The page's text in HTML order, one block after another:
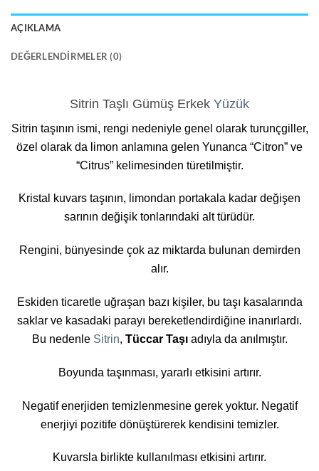
AÇIKLAMA
DEĞERLENDIRMELER (0)
Sitrin Taşlı Gümüş Erkek Yüzük
Sitrin taşının ismi, rengi nedeniyle genel olarak turunçgiller,
özel olarak da limon anlamına gelen Yunanca “Citron” ve
“Citrus” kelimesinden türetilmiştir.
Kristal kuvars taşının, limondan portakala kadar değişen
sarının değişik tonlarındaki alt türüdür.
Rengini, bünyesinde çok az miktarda bulunan demirden
alır.
Eskiden ticaretle uğraşan bazı kişiler, bu taşı kasalarında
saklar ve kasadaki parayı bereketlendirdiğine inanırlardı.
Bu nedenle Sitrin, Tüccar Taşıadıyla da anılmıştır.
Boyunda taşınması, yararlı etkisini artırır.
Negatif enerjiden temizlenmesine gerek yoktur. Negatif
enerjiyi pozitife dönüştürerek kendisini temizler.
Kuvarsla birlikte kullanılması etkisini artırır.